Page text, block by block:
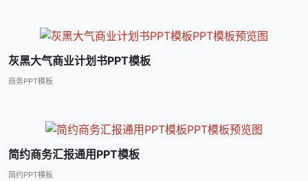
灰黑大气商业计划书PPT模板
商务PPT模板
简约商务汇报通用PPT模板
简约PPT模板